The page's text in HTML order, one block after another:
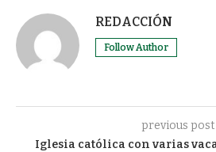
REDACCIÓN
Follow Author
previous post
Iglesia católica con varias